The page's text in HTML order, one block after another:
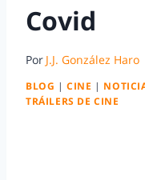
Covid
Por J.J. González Haro
BLOG |CINE |
TRÁILERS DE CINE